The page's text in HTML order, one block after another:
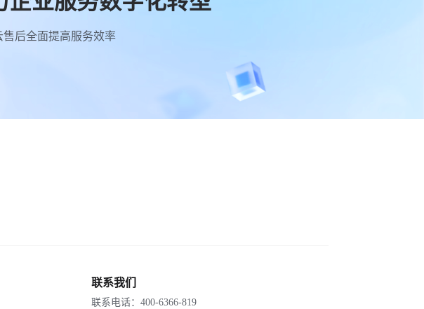
后全面提高服务效率
联系我们
联系电话：400-6366-819